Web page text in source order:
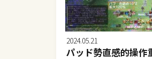
2024.05.21
パッド勢直感的操作